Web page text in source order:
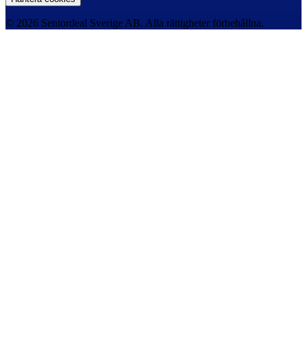
© 2026 Seniordeal Sverige AB. Alla rättigheter förbehållna.